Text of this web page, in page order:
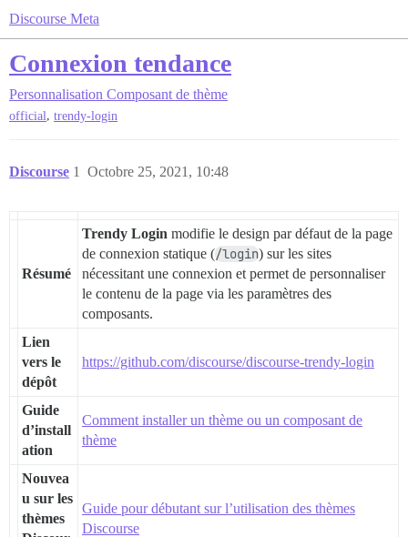
Discourse Meta
Connexion tendance
Personnalisation Composant de thème
official, trendy-login
Discourse Octobre 25, 2021, 10:48
1
Résumé
Trendy Login modifie le design par défaut de la page
de connexion statique (/login) sur les sites
nécessitant une connexion et permet de personnaliser
le contenu de la page via les paramètres des
composants.
Lien
vers le
dépôt
https://github.com/discourse/discourse-trendy-login
Guide
d’install
ation
Comment installer un thème ou un composant de
thème
Nouvea
u sur les
thèmes
Guide pour débutant sur l’utilisation des thèmes
Discourse